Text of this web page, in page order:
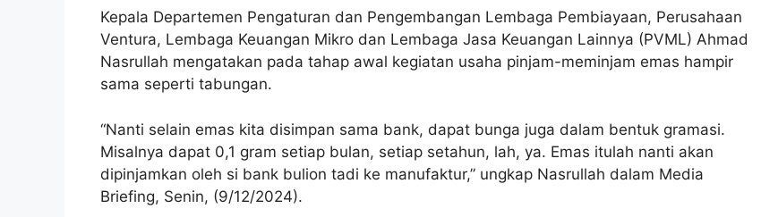
Kepala Departemen Pengaturan dan Pengembangan Lembaga Pembiayaan, Perusahaan
Ventura, Lembaga Keuangan Mikro dan Lembaga Jasa Keuangan Lainnya (PVML) Ahmad
Nasrullah mengatakan pada tahap awal kegiatan usaha pinjam-meminjam emas hampir
sama seperti tabungan.
“Nanti selain emas kita disimpan sama bank, dapat bunga juga dalam bentuk gramasi.
Misalnya dapat 0,1 gram setiap bulan, setiap setahun, lah, ya. Emas itulah nanti akan
dipinjamkan oleh si bank bulion tadi ke manufaktur,” ungkap Nasrullah dalam Media
Briefing, Senin, (9/12/2024).